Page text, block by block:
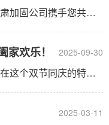
正月十五，月圆佳节，灯火辉煌。甘肃加固公司携手您共同庆祝元宵节的到来！您是否曾在这个节日的圆满氛围中，驻足远眺高楼大厦的壮丽景致，感叹它们的稳固与坚韧？今天，让我们走近建筑加固工程的背后故事：【圆月映高楼，稳固护永久】每一栋高楼，都是城市发展与历史的缩影。然而，建筑在漫长的岁月中......
2025-09-30
欢乐！
中秋明月寄相思，国庆红旗映团圆。在这个双节同庆的特别时刻，磐建建筑提前向您和您的家人送上最真挚的节日问候：祝愿您中秋月圆人团圆，国庆假期好心情，阖家欢乐，幸福安康！时值“双节”相遇，小长假即将开启，您是否已经计划好了亲友聚会、旅行度假，还是想趁机在家好好休息？无论安排如何，这个特......
2025-03-11